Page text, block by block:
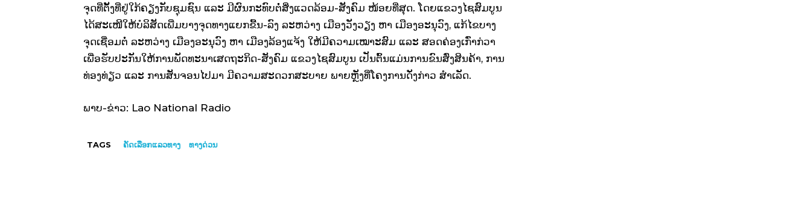
ຈຸດທີ່ຕັ້ງທີ່ຢູ່ໃກ້ຄຽງກັບຊຸມຊົນ ແລະ ມີຜົນກະທົບຕໍ່ສິ່ງແວດລ້ອມ-ສັງຄົມ ໜ້ອຍທີ່ສຸດ. ໂດຍແຂວງໄຊສົມບູນ
ໄດ້ສະເໜີໃຫ້ບໍລິສັດເພີ່ມບາງຈຸດທາງແຍກຂື້ນ-ລົງ ລະຫວ່າງ ເມືອງວັງວຽງ ຫາ ເມືອງອະນຸວົງ, ແກ້ໄຂບາງ
ຈຸດເຊື່ອມຕໍ່ ລະຫວ່າງ ເມືອງອະນຸວົງ ຫາ ເມືອງລ້ອງແຈ້ງ ໃຫ້ມີຄວາມເໝາະສົມ ແລະ ສອດຄ່ອງເກົ່າກ່ວາ
ເພື່ອຮັບປະກັນໃຫ້ການພັດທະນາເສດຖະກິດ-ສັງຄົມ ແຂວງໄຊສົມບູນ ເປັນຕົ້ນແມ່ນການຂົນສົ່ງສິນຄ້າ, ການ
ທ່ອງທ່ຽວ ແລະ ການສັນຈອນໄປມາ ມີຄວາມສະດວກສະບາຍ ພາຍຫຼັງທີ່ໂຄງການດັ່ງກ່າວ ສໍາເລັດ.
ພາບ-ຂ່າວ: Lao National Radio
TAGS ຄັດເລືອກແລວທາງ ທາງດ່ວນ